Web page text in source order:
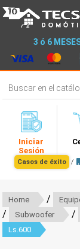
3 ó 6
Iniciar
Sesión
Casos de éxito /
Home /
/ Subwoofer /
Ls.600